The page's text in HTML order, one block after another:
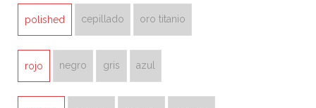
polished
cepillado oro titanio
rojo
negro gris azul